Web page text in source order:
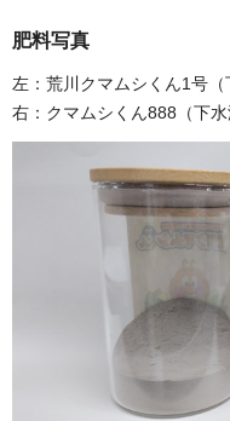
肥料写真
左：荒川クマムシくん1号（
右：クマムシくん888（下水